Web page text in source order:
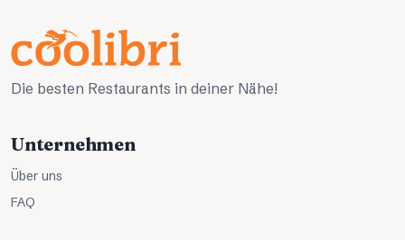
Die besten Restaurants in deiner Nähe!
Unternehmen
Über uns
FAQ